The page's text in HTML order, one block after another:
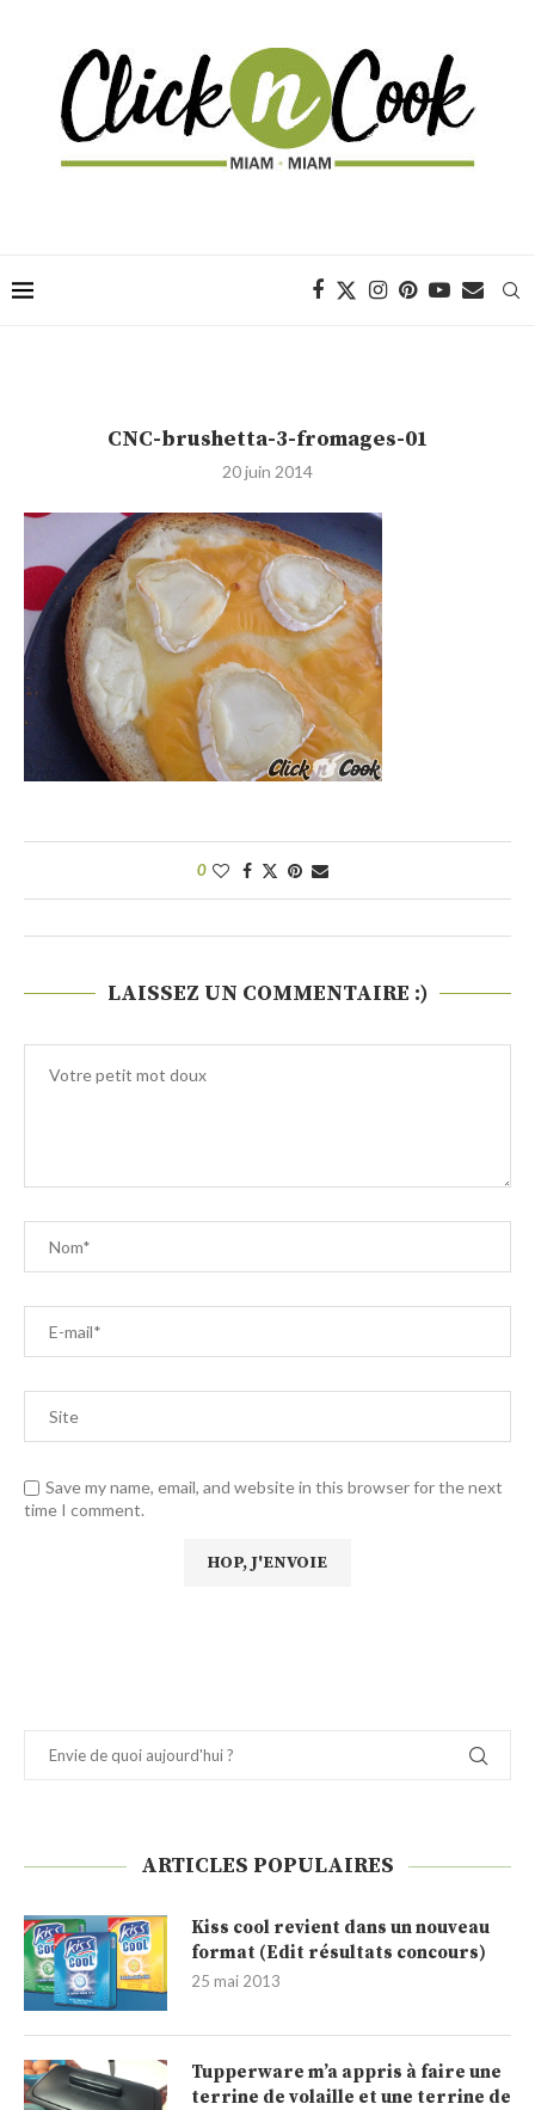
CNC-brushetta-3-fromages-01
20 juin 2014
0
LAISSEZ UN COMMENTAIRE :)
Save my name, email, and website in this browser for the next
time I comment.
ARTICLES POPULAIRES
Kiss cool revient dans un nouveau
format (Edit résultats concours)
25 mai 2013
Tupperware m’a appris à faire une
terrine de volaille et une terrine de